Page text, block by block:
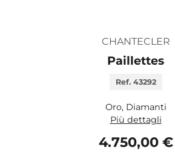
CHANTECLER
Paillettes
Ref. 43292
Oro, Diamanti
Più dettagli
4.750,00 €